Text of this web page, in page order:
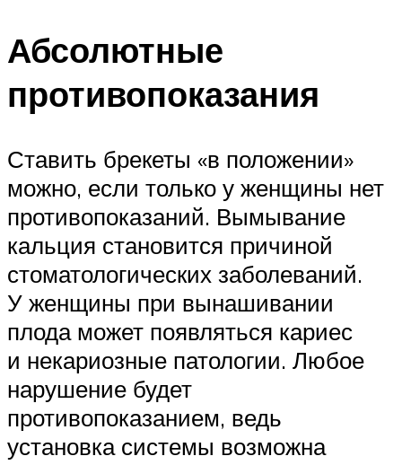
Абсолютные
противопоказания
Ставить брекеты «в положении»
можно, если только у женщины нет
противопоказаний. Вымывание
кальция становится причиной
стоматологических заболеваний.
У женщины при вынашивании
плода может появляться кариес
и некариозные патологии. Любое
нарушение будет
противопоказанием, ведь
установка системы возможна